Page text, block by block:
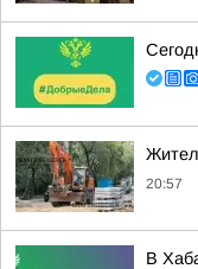
20:57
В